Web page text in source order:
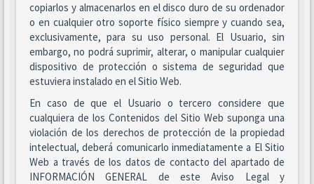
copiarlos y almacenarlos en el disco duro de su ordenador
o en cualquier otro soporte físico siempre y cuando sea,
exclusivamente, para su uso personal. El Usuario, sin
embargo, no podrá suprimir, alterar, o manipular cualquier
dispositivo de protección o sistema de seguridad que
estuviera instalado en el Sitio Web.
En caso de que el Usuario o tercero considere que
cualquiera de los Contenidos del Sitio Web suponga una
violación de los derechos de protección de la propiedad
intelectual, deberá comunicarlo inmediatamente a El Sitio
Web a través de los datos de contacto del apartado de
INFORMACIÓN GENERAL de este Aviso Legal y